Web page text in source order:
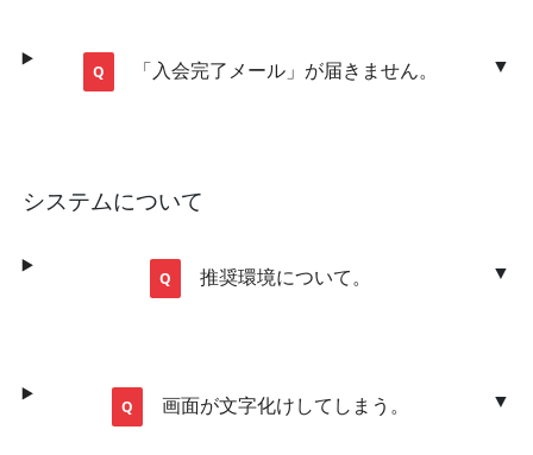
「入会完了メール」が届きません。
システムについて
推奨環境について。
画面が文字化けしてしまう。